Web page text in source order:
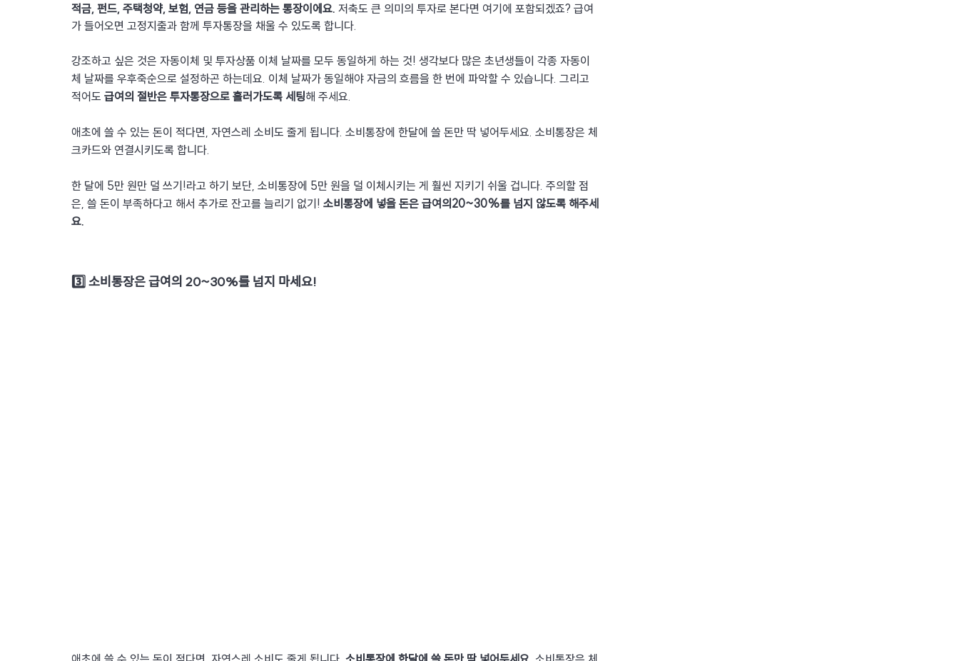
적금, 펀드, 주택청약, 보험, 연금 등을 관리하는 통장이에요. 저축도 큰 의미의 투자로 본다면 여기에 포함되겠죠? 급여
가 들어오면 고정지출과 함께 투자통장을 채울 수 있도록 합니다.
강조하고 싶은 것은 자동이체 및 투자상품 이체 날짜를 모두 동일하게 하는 것! 생각보다 많은 초년생들이 각종 자동이
체 날짜를 우후죽순으로 설정하곤 하는데요. 이체 날짜가 동일해야 자금의 흐름을 한 번에 파악할 수 있습니다. 그리고
적어도 급여의 절반은 투자통장으로 흘러가도록 세팅해 주세요.
애초에 쓸 수 있는 돈이 적다면, 자연스레 소비도 줄게 됩니다. 소비통장에 한달에 쓸 돈만 딱 넣어두세요. 소비통장은 체
크카드와 연결시키도록 합니다.
한 달에 5만 원만 덜 쓰기!라고 하기 보단, 소비통장에 5만 원을 덜 이체시키는 게 훨씬 지키기 쉬울 겁니다. 주의할 점
은, 쓸 돈이 부족하다고 해서 추가로 잔고를 늘리기 없기! 소비통장에 넣을 돈은 급여의20~30%를 넘지 않도록 해주세
요.
3️⃣ 소비통장은 급여의 20~30%를 넘지 마세요!